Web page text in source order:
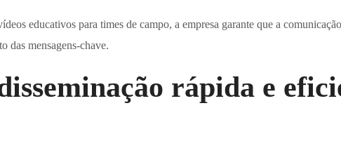
educativos para times de campo, a empresa garante que a
das mensagens-chave.
rápida e